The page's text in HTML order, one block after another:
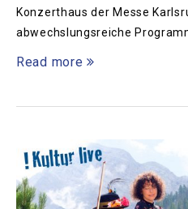
Konzerthaus der Messe
abwechslungsreiche
Read more